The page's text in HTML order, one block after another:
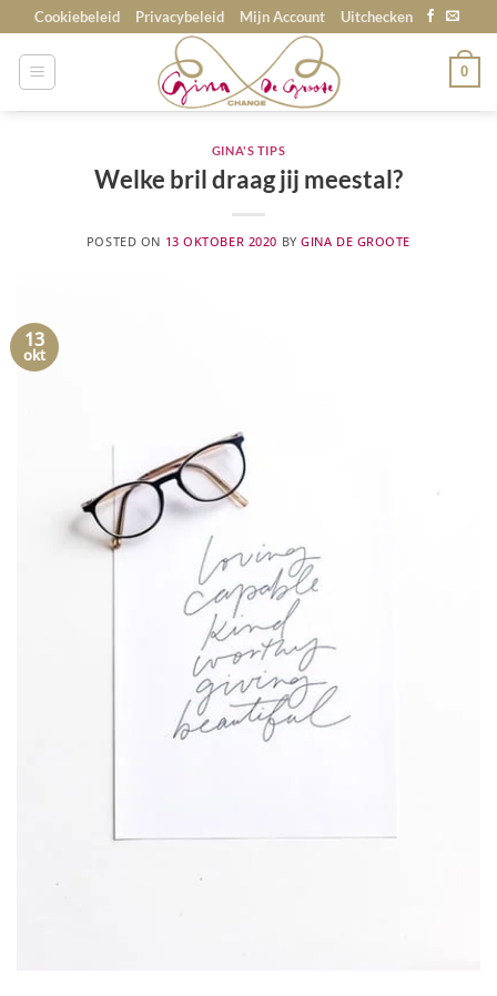
to
content
Cookiebeleid Privacybeleid Mijn Account Uitchecken
0
GINA'S TIPS
Welke bril draag jij meestal?
POSTED ON 13 OKTOBER 2020 BYGINA DE GROOTE
13
okt